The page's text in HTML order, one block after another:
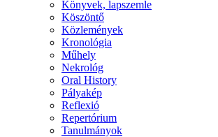
Könyvek, lapszemle
Köszöntő
Közlemények
Kronológia
Műhely
Nekrológ
Oral History
Pályakép
Reflexió
Repertórium
Tanulmányok